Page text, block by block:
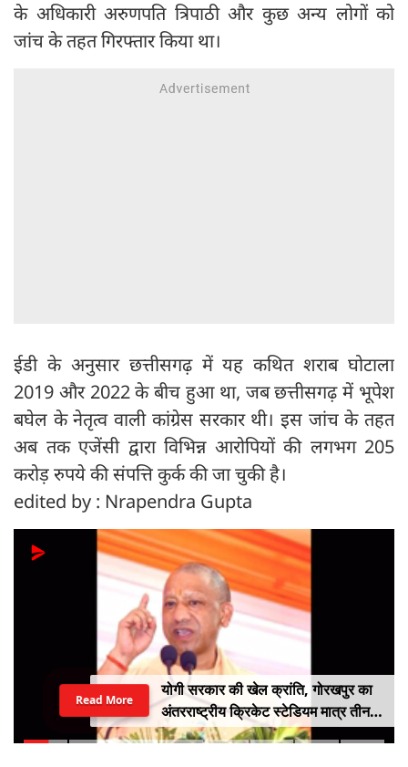
के अधिकारी अरुणपति त्रिपाठी और कुछ अन्य लोगों को
जांच के तहत गिरफ्तार किया था।
ईडी के अनुसार छत्तीसगढ़ में यह कथित शराब घोटाला
2019 और 2022 के बीच हुआ था, जब छत्तीसगढ़ में भूपेश
बघेल के नेतृत्व वाली कांग्रेस सरकार थी। इस जांच के तहत
अब तक एजेंसी द्वारा विभिन्न आरोपियों की लगभग 205
करोड़ रुपये की संपत्ति कुर्क की जा चुकी है।
edited by : Nrapendra Gupta
योगी सरकार की खेल क्रांति, गोरखपुर का
अंतरराष्ट्रीय क्रिकेट स्टेडियम मात्र तीन
महीने में लगभग 20% तैयार
Read More